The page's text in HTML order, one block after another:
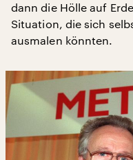
dann die Hölle auf
Situation, die sich
ausmalen könnten.